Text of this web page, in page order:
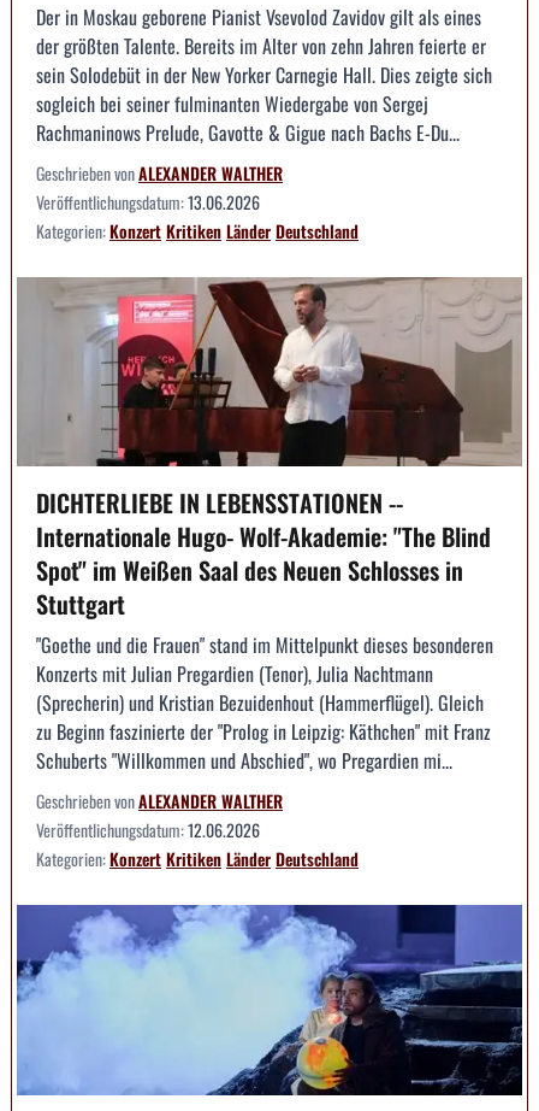
Der in Moskau geborene Pianist Vsevolod Zavidov gilt als eines
der größten Talente. Bereits im Alter von zehn Jahren feierte er
sein Solodebüt in der New Yorker Carnegie Hall. Dies zeigte sich
sogleich bei seiner fulminanten Wiedergabe von Sergej
Rachmaninows Prelude, Gavotte & Gigue nach Bachs E-Du...
Geschrieben vonALEXANDER WALTHER
Veröffentlichungsdatum:13.06.2026
Kategorien:KonzertKritikenLänderDeutschland
DICHTERLIEBE IN LEBENSSTATIONEN --
Internationale Hugo- Wolf-Akademie: "The Blind
Spot" im Weißen Saal des Neuen Schlosses in
Stuttgart
"Goethe und die Frauen" stand im Mittelpunkt dieses besonderen
Konzerts mit Julian Pregardien (Tenor), Julia Nachtmann
(Sprecherin) und Kristian Bezuidenhout (Hammerflügel). Gleich
zu Beginn faszinierte der "Prolog in Leipzig: Käthchen" mit Franz
Schuberts "Willkommen und Abschied", wo Pregardien mi...
Geschrieben vonALEXANDER WALTHER
Veröffentlichungsdatum:12.06.2026
Kategorien:KonzertKritikenLänderDeutschland